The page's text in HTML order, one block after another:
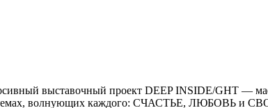
выставочный проект DEEP INSIDE/GHT —
темах, волнующих каждого: СЧАСТЬЕ, ЛЮБОВЬ и